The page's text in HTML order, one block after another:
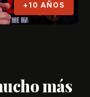
+10 AÑOS
más